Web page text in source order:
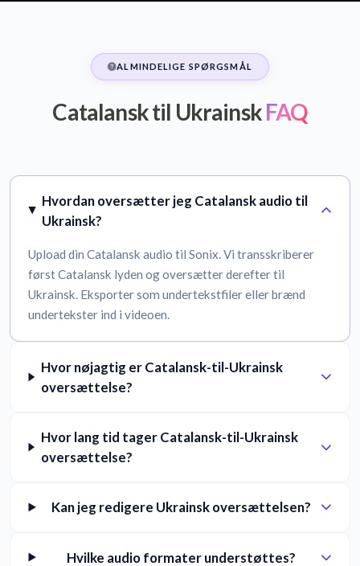
ALMINDELIGE SPØRGSMÅL
Catalansk til UkrainskFAQ
Hvordan oversætter jeg Catalansk audio til
Ukrainsk?
Upload din Catalansk audio til Sonix. Vi transskriberer
først Catalansk lyden og oversætter derefter til
Ukrainsk. Eksporter som undertekstfiler eller brænd
undertekster ind i videoen.
Hvor nøjagtig er Catalansk-til-Ukrainsk
oversættelse?
Hvor lang tid tager Catalansk-til-Ukrainsk
oversættelse?
Kan jeg redigere Ukrainsk oversættelsen?
Hvilke audio formater understøttes?